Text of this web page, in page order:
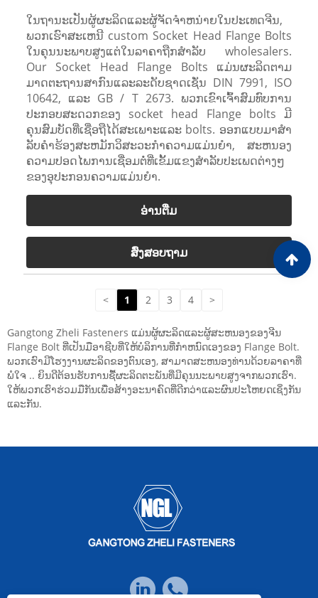
ໃນຖານະເປັນຜູ້ຜະລິດແລະຜູ້ຈັດຈໍາຫນ່າຍໃນປະເທດຈີນ,
ພວກເຮົາສະເຫນີ custom Socket Head Flange Bolts
ໃນຄຸນນະພາບສູງແຕ່ໃນລາຄາຖືກສໍາລັບ wholesalers.
Our Socket Head Flange Bolts ແມ່ນຜະລິດຕາມ
ມາດຕະຖານສາກົນແລະລະດັບຊາດເຊັ່ນ DIN 7991, ISO
10642, ແລະ GB / T 2673. ພວກເຂົາເຈົ້າສົມທົບການ
ປະກອບສະດວກຂອງ socket head Flange bolts ມີ
ຄຸນສົມບັດທີ່ເຊື່ອຖືໄດ້ສະເພາະແລະ bolts. ອອກແບບມາສໍາ
ລັບຄໍາຮ້ອງສະຫມັກວິສະວະກໍາຄວາມແມ່ນຍໍາ, ສະຫນອງ
ຄວາມປອດໄພການເຊື່ອມຕໍ່ທີ່ເຂັ້ມແຂງສໍາລັບປະເພດຕ່າງໆ
ຂອງອຸປະກອນຄວາມແມ່ນຍໍາ.
ອ່ານ​ຕື່ມ
ສົ່ງສອບຖາມ
< 1 2 3 4 >
Gangtong Zheli Fasteners ແມ່ນຜູ້ຜະລິດແລະຜູ້ສະຫນອງຂອງຈີນ
Flange Bolt ທີ່ເປັນມືອາຊີບທີ່ໃຫ້ບໍລິການທີ່ກໍາຫນົດເອງຂອງ Flange Bolt.
ພວກເຮົາມີໂຮງງານຜະລິດຂອງຕົນເອງ, ສາມາດສະຫນອງທ່ານດ້ວຍລາຄາທີ່
ພໍໃຈ .. ຍິນດີຕ້ອນຮັບການຊື້ຜະລິດຕະພັນທີ່ມີຄຸນນະພາບສູງຈາກພວກເຮົາ.
ໃຫ້ພວກເຮົາຮ່ວມມືກັນເພື່ອສ້າງອະນາຄົດທີ່ດີກວ່າແລະຜົນປະໂຫຍດເຊິ່ງກັນ
ແລະກັນ.